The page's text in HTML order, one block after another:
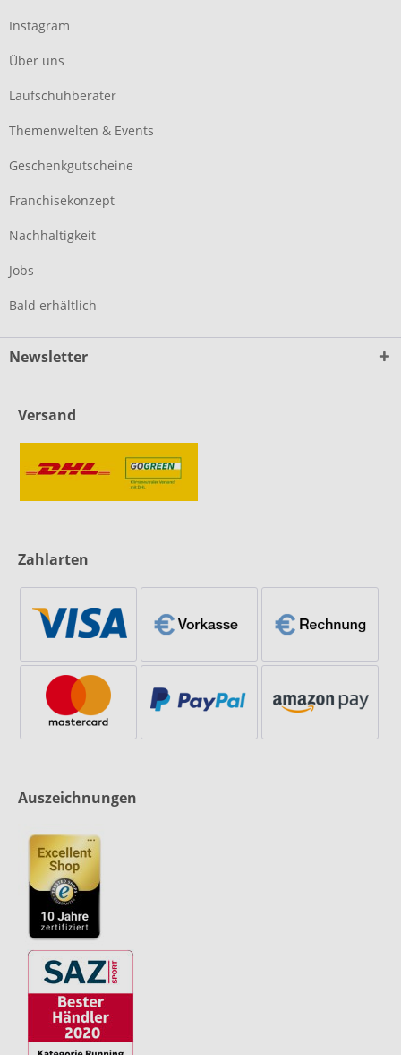
Instagram
Über uns
Laufschuhberater
Themenwelten & Events
Geschenkgutscheine
Franchisekonzept
Nachhaltigkeit
Jobs
Bald erhältlich
Newsletter
Versand
Zahlarten
Auszeichnungen